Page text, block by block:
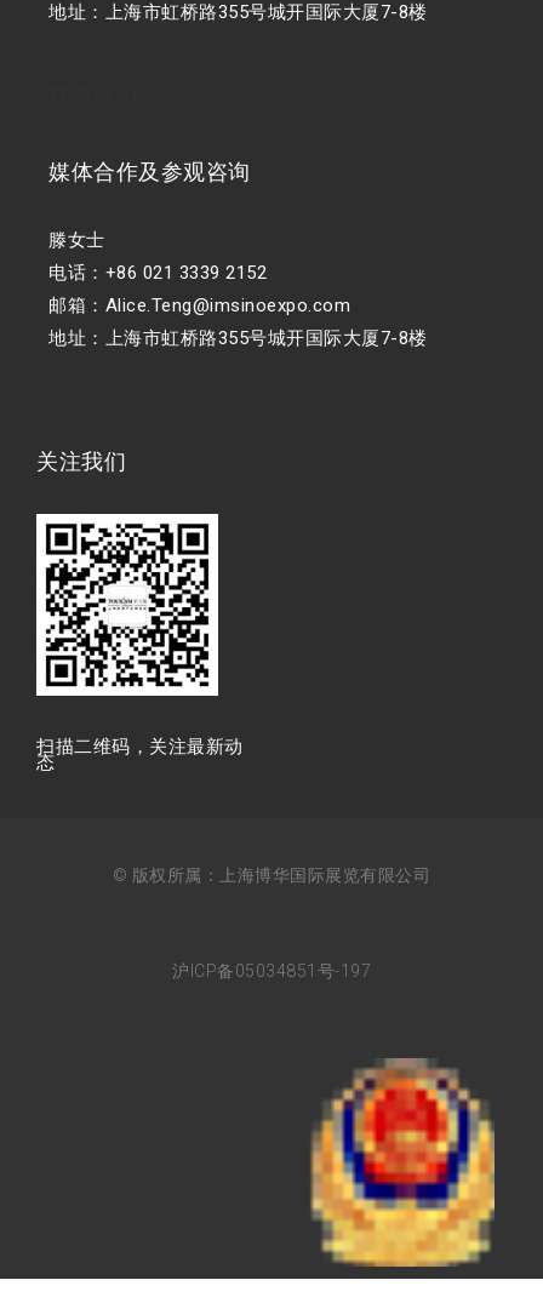
地址：上海市虹桥路355号城开国际大厦7-8楼
媒体合作及参观咨询
滕女士
电话：+86 021 3339 2152
邮箱：Alice.Teng@imsinoexpo.com
地址：上海市虹桥路355号城开国际大厦7-8楼
关注我们
扫描⼆维码，关注最新动
态
© 版权所属：上海博华国际展览有限公司
沪ICP备05034851号-197